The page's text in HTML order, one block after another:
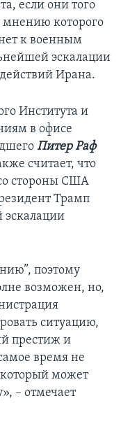
если они того
мнению которого
к военным
эскалации
Ирана.
Института и
в офисе
Питер Раф
считает, что
стороны США
Трамп
эскалации
поэтому
возможен, но,
ситуацию,
престиж и
время не
может
– отмечает